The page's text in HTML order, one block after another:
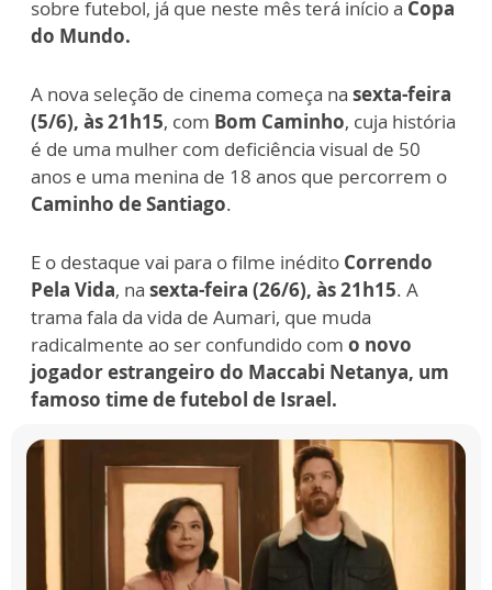
sobre futebol, já que neste mês terá início a Copa
do Mundo.
A nova seleção de cinema começa na sexta-feira
(5/6), às 21h15, com Bom Caminho, cuja história
é de uma mulher com deficiência visual de 50
anos e uma menina de 18 anos que percorrem o
Caminho de Santiago.
E o destaque vai para o filme inédito Correndo
Pela Vida, na sexta-feira (26/6), às 21h15. A
trama fala da vida de Aumari, que muda
radicalmente ao ser confundido com o novo
jogador estrangeiro do Maccabi Netanya, um
famoso time de futebol de Israel.
O
Melhor
-
Divulgação
mais